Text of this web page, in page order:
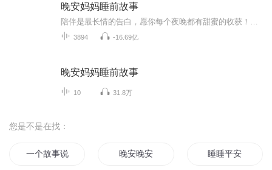
晚安妈妈睡前故事
3894 -16.69亿
晚安妈妈睡前故事
10 31.8万
您是不是在找：
一个故事说给你听 晚安晚安 睡睡平安